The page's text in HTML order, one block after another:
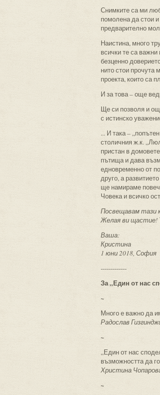
Снимките са ми
помолена да стои
предварително
Наистина, много
всички те са
безценно
нито стои прочута
проекта, които са
И за това – още
Ще си позволя и
с истинско
... И така –
столичния ж.к.
пристан в
пътища и дава
едновременно от
друго, а
ще намираме
Човека и всичко
Посвещавам тази
Желая ви щастие!
Ваша:
Кристина
1 юни 2018, София
-------------
За „Един от нас
~
Много е важно да
Радослав
~
„Един от нас
възможността да
Христина
~